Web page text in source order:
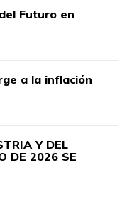
Futuro en
a la inflación
Y DEL
DE 2026 SE